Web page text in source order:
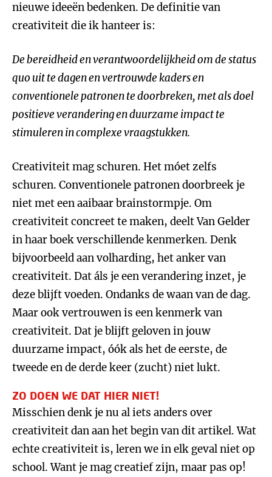
nieuwe ideeën bedenken. De definitie van
creativiteit die ik hanteer is:
De bereidheid en verantwoordelijkheid om de status
quo uit te dagen en vertrouwde kaders en
conventionele patronen te doorbreken, met als doel
positieve verandering en duurzame impact te
stimuleren in complexe vraagstukken.
Creativiteit mag schuren. Het móet zelfs
schuren. Conventionele patronen doorbreek je
niet met een aaibaar brainstormpje. Om
creativiteit concreet te maken, deelt Van Gelder
in haar boek verschillende kenmerken. Denk
bijvoorbeeld aan volharding, het anker van
creativiteit. Dat áls je een verandering inzet, je
deze blijft voeden. Ondanks de waan van de dag.
Maar ook vertrouwen is een kenmerk van
creativiteit. Dat je blijft geloven in jouw
duurzame impact, óók als het de eerste, de
tweede en de derde keer (zucht) niet lukt.
ZO DOEN WE DAT HIER NIET!
Misschien denk je nu al iets anders over
creativiteit dan aan het begin van dit artikel. Wat
echte creativiteit is, leren we in elk geval niet op
school. Want je mag creatief zijn, maar pas op!